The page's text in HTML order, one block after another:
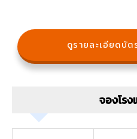
ดูรายละเอียดบัต
จองโร